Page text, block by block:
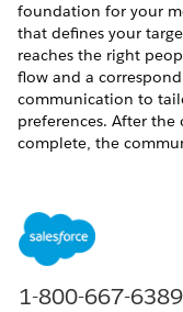
foundation for your
that defines your
reaches the right
flow and a
communication to
preferences. After
complete, the
NOTEYou can’t
1-800-667-6389